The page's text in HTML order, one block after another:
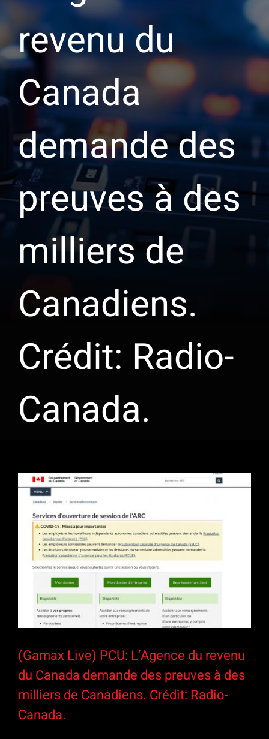
revenu du
Canada
demande des
preuves à des
milliers de
Canadiens.
Crédit: Radio-
Canada.
Voir
l'image
agrandie
(Gamax Live) PCU: L’Agence du revenu
du Canada demande des preuves à des
milliers de Canadiens. Crédit: Radio-
Canada.